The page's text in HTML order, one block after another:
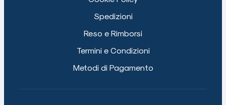
Spedizioni
Reso e Rimborsi
Termini e Condizioni
Metodi di Pagamento